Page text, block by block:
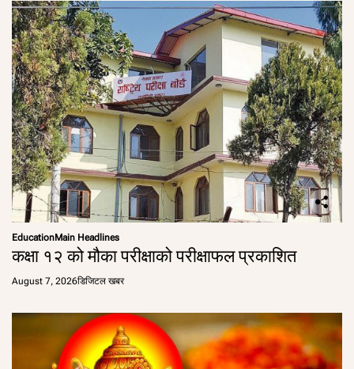
EducationMain Headlines
कक्षा १२ को मौका परीक्षाको परीक्षाफल प्रकाशित
August 7, 2026डिजिटल खबर